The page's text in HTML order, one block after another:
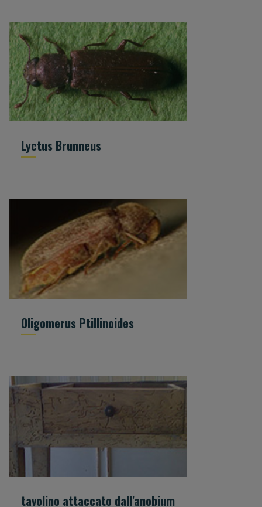
Lyctus Brunneus
Oligomerus Ptillinoides
tavolino attaccato dall'anobium